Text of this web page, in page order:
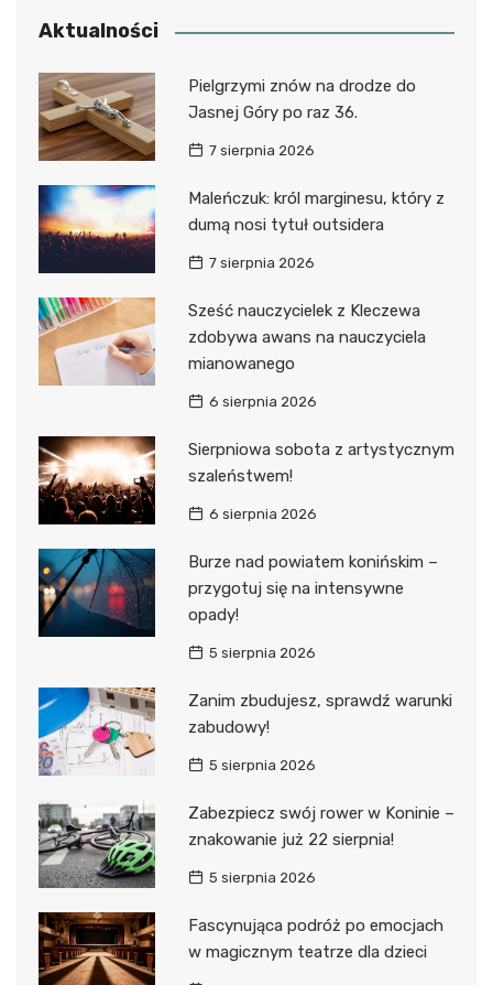
Aktualności
Pielgrzymi znów na drodze do
Jasnej Góry po raz 36.
7 sierpnia 2026
Maleńczuk: król marginesu, który z
dumą nosi tytuł outsidera
7 sierpnia 2026
Sześć nauczycielek z Kleczewa
zdobywa awans na nauczyciela
mianowanego
6 sierpnia 2026
Sierpniowa sobota z artystycznym
szaleństwem!
6 sierpnia 2026
Burze nad powiatem konińskim –
przygotuj się na intensywne
opady!
5 sierpnia 2026
Zanim zbudujesz, sprawdź warunki
zabudowy!
5 sierpnia 2026
Zabezpiecz swój rower w Koninie –
znakowanie już 22 sierpnia!
5 sierpnia 2026
Fascynująca podróż po emocjach
w magicznym teatrze dla dzieci